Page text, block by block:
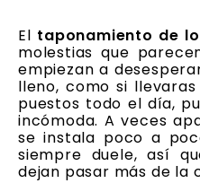
El taponamiento de
molestias que
empiezan a
lleno, como si
puestos todo el día,
incómoda. A veces
se instala poco a
siempre duele, así
dejan pasar más de la